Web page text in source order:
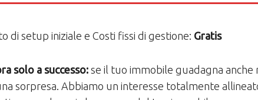
di setup iniziale e Costi fissi di gestione: Gratis
solo a successo:se il tuo immobile guadagna anche
sorpresa. Abbiamo un interesse totalmente